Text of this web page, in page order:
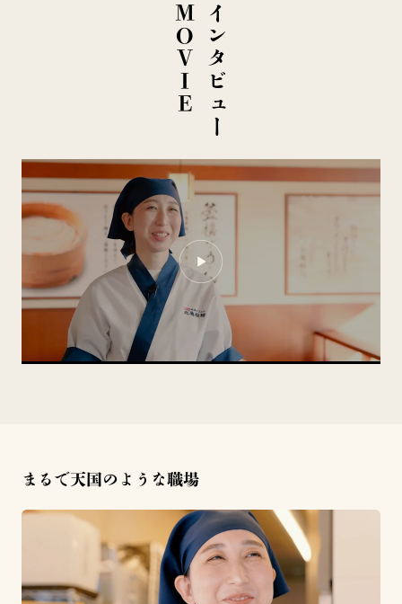
イ
ン
タ
ビ
ュ
ー
M
O
V
I
E
まるで天国のような職場